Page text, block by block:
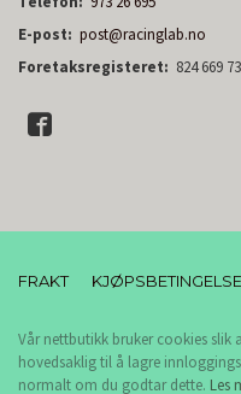
E-post: post@racinglab.no
Foretaksregisteret: 824 669
FRAKT
Vår nettbutikk bruker cookies slik
hovedsaklig til å lagre
normalt om du godtar dette. Les